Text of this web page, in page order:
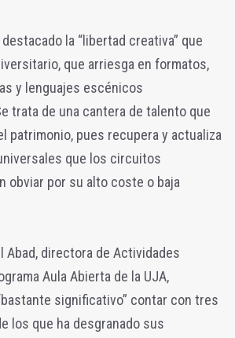
la “libertad creativa” que
que arriesga en formatos,
y lenguajes escénicos
trata de una cantera de talento que
patrimonio, pues recupera y actualiza
que los circuitos
obviar por su alto coste o baja
Abad, directora de Actividades
Aula Abierta de la UJA,
significativo” contar con tres
los que ha desgranado sus